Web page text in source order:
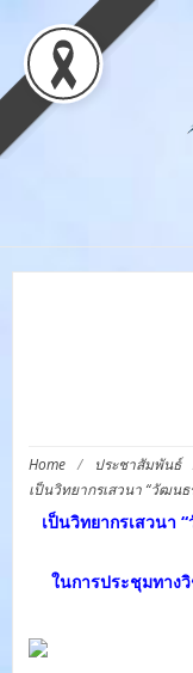
Home / ประชาสัมพันธ์
เป็นวิทยากรเสวนา “วัฒน
เป็นวิทยากรเสวนา
ในการประชุมทาง